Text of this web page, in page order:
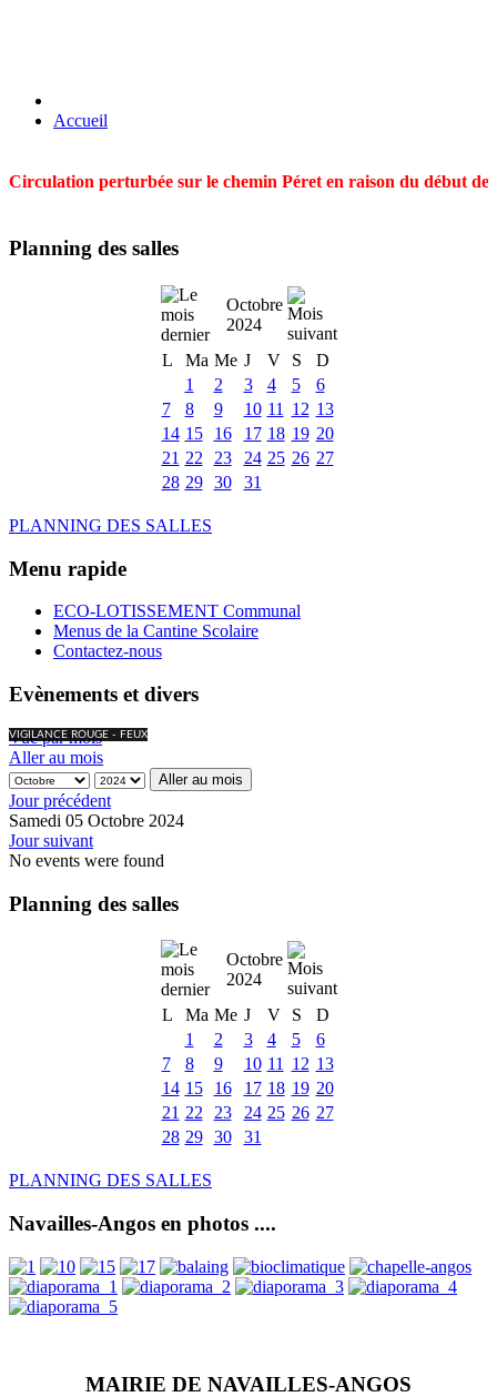
Accueil
Circulation perturbée sur le chemin Péret en raison du début
Planning des salles
Octobre
2024
L
Ma Me J V S
D
1
2 3 4 5
6
7
8 9 10 11 12 13
14 15 16 17 18 19 20
21 22 23 24 25 26 27
28 29 30 31
PLANNING DES SALLES
Menu rapide
ECO-LOTISSEMENT Communal
Menus de la Cantine Scolaire
Contactez-nous
Evènements et divers
VIGILANCE ROUGE - FEUX
Vue par mois
Aller au mois
Aller au mois
Jour précédent
Samedi 05 Octobre 2024
Jour suivant
No events were found
Planning des salles
Octobre
2024
L
Ma Me J V S
D
1
2 3 4 5
6
7
8 9 10 11 12 13
14 15 16 17 18 19 20
21 22 23 24 25 26 27
28 29 30 31
PLANNING DES SALLES
Navailles-Angos en photos ....
MAIRIE DE NAVAILLES-ANGOS